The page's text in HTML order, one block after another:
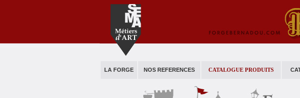
LA FORGE NOS REFERENCES CATALOGUE PRODUITS